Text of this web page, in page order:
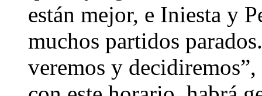
están mejor, e Iniesta y
muchos partidos
veremos y